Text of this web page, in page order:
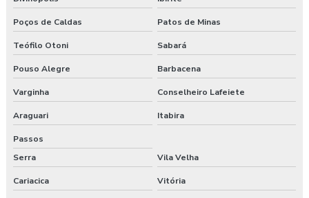
Poços de Caldas Patos de Minas
Teófilo Otoni Sabará
Pouso Alegre Barbacena
Varginha Conselheiro Lafeiete
Araguari Itabira
Passos
Serra
Vila Velha
Cariacica Vitória